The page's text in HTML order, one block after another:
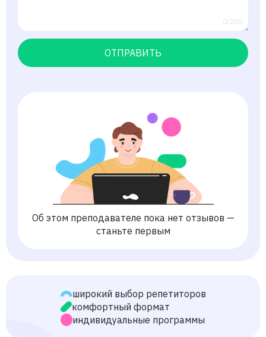
0/200
ОТПРАВИТЬ
Об этом преподавателе пока нет отзывов —
станьте первым
широкий выбор репетиторов
комфортный формат
индивидуальные программы